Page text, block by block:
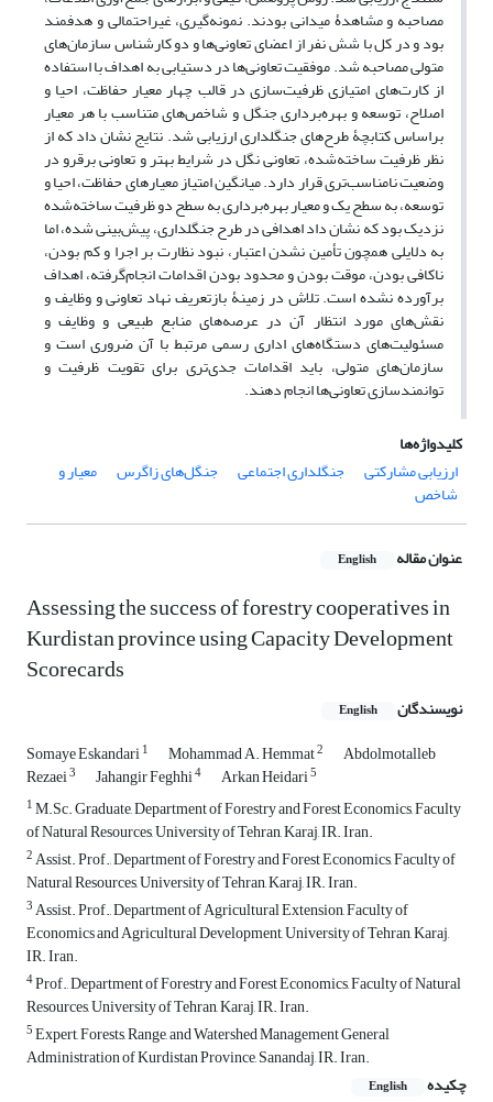
مصاحبه و مشاهدۀ میدانی بودند. نمونه‌گیری، غیراحتمالی و هدفمند
بود و در کل با شش نفر از اعضای تعاونی‌ها و دو کارشناس سازمان‌های
متولی مصاحبه شد. موفقیت تعاونی‌ها در دستیابی به اهداف با استفاده
از کارت‌های امتیازی ظرفیت‌سازی در قالب چهار معیار حفاظت، احیا و
اصلاح، توسعه و بهره‌برداری جنگل و شاخص‌های متناسب با هر معیار
براساس کتابچۀ طرح‌های جنگلداری ارزیابی شد. نتایج نشان داد که از
نظر ظرفیت ساخته‌شده، تعاونی نگل در شرایط بهتر و تعاونی برقرو در
وضعیت نامناسب‌تری قرار دارد. میانگین امتیاز معیارهای حفاظت، احیا و
توسعه، به سطح یک و معیار بهره‌برداری به سطح دو ظرفیت ساخته‌شده
نزدیک بود که نشان داد اهدافی در طرح جنگلداری، پیش‌بینی شده، اما
به دلایلی همچون تأمین نشدن اعتبار، نبود نظارت بر اجرا و کم بودن،
ناکافی بودن، موقت بودن و محدود بودن اقدامات انجام‌گرفته، اهداف
برآورده نشده است. تلاش در زمینۀ بازتعریف نهاد تعاونی و وظایف و
نقش‌های مورد انتظار آن در عرصه‌های منابع طبیعی و وظایف و
مسئولیت‌های دستگاه‌های اداری رسمی مرتبط با آن ضروری است و
سازمان‌های متولی، باید اقدامات جدی‌تری برای تقویت ظرفیت و
توانمندسازی تعاونی‌ها انجام دهند.
کلیدواژه‌ها
ارزیابی مشارکتی
جنگلداری اجتماعی جنگل‌های زاگرس معیار و
شاخص
عنوان مقاله English
Assessing the success of forestry cooperatives in
Kurdistan province using Capacity Development
Scorecards
نویسندگان English
Somaye Eskandari1 Mohammad A. Hemmat2 Abdolmotalleb
Rezaei3 Jahangir Feghhi4 Arkan Heidari5
1M.Sc. Graduate, Department of Forestry and Forest Economics, Faculty
of Natural Resources, University of Tehran, Karaj, IR. Iran.
2Assist. Prof., Department of Forestry and Forest Economics, Faculty of
Natural Resources, University of Tehran, Karaj, IR. Iran.
3Assist. Prof., Department of Agricultural Extension, Faculty of
Economics and Agricultural Development, University of Tehran, Karaj,
IR. Iran.
4Prof., Department of Forestry and Forest Economics, Faculty of Natural
Resources, University of Tehran, Karaj, IR. Iran.
5Expert, Forests, Range, and Watershed Management General
Administration of Kurdistan Province, Sanandaj, IR. Iran.
چکیده
English